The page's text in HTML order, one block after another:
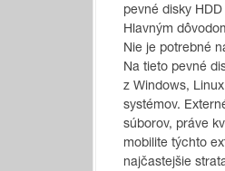
pevné disky
Hlavným
Nie je potrebné
Na tieto pevné
z Windows,
systémov.
súborov, práve
mobilite týchto
najčastejšie